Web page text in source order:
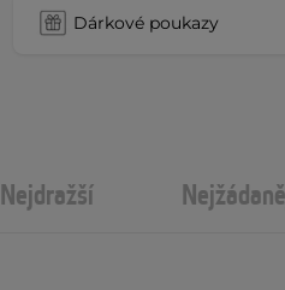
Dárkové poukazy
Nejdražší